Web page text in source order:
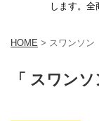
します。全
HOME > スワンソン
「 スワン